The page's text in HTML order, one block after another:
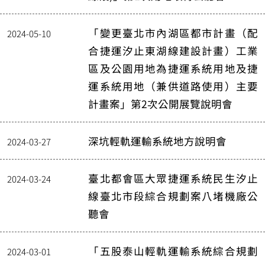
2024-05-10
「變更臺北市內湖區都市計畫（配
合捷運汐止東湖線建設計畫）工業
區及公園用地為捷運系統用地及捷
運系統用地（兼供道路使用）主要
計畫案」第2次公開展覽說明會
2024-03-27 深坑輕軌運輸系統地方說明會
2024-03-24
臺北都會區大眾捷運系統民生汐止
線臺北市段綜合規劃案八堵機廠公
聽會
2024-03-01
「五股泰山輕軌運輸系統綜合規劃